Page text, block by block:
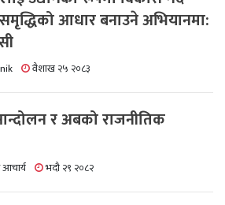
आधार बनाउने अभियानमा:
वैशाख २५ २०८३
र अबको राजनीतिक
आचार्य भदौ २९ २०८२